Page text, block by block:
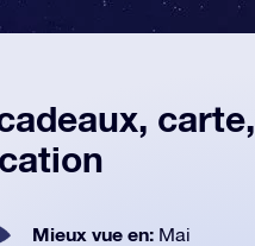
carte,
Mieux vue en: Mai